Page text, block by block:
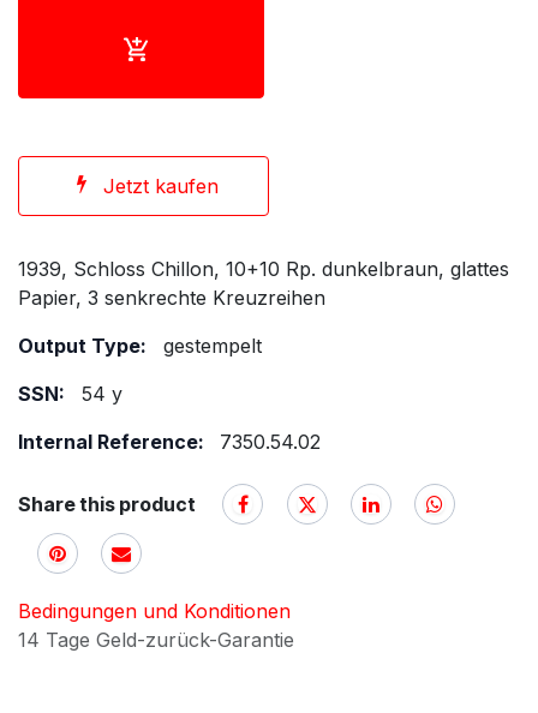
Jetzt kaufen
1939, Schloss Chillon, 10+10 Rp. dunkelbraun, glattes
Papier, 3 senkrechte Kreuzreihen
Output Type:
gestempelt
SSN:
54 y
Internal Reference:
7350.54.02
Share this product
Bedingungen und Konditionen
14 Tage Geld-zurück-Garantie